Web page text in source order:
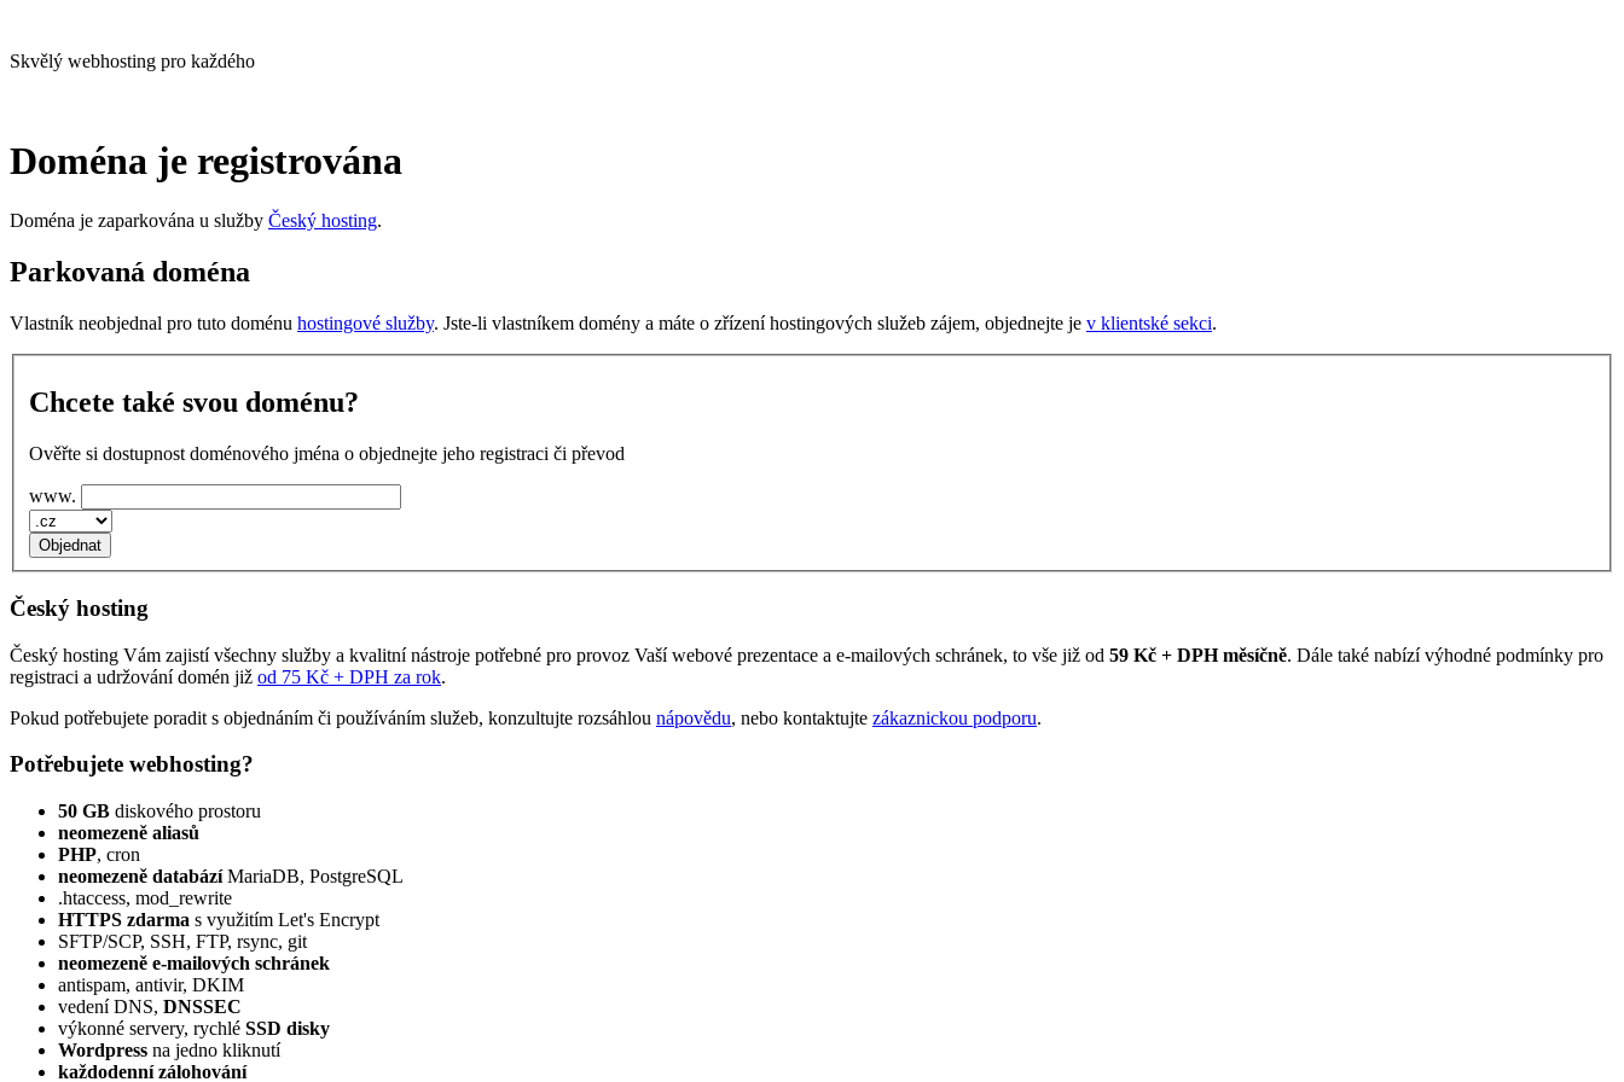
Skvělý webhosting pro každého
Doména je registrována
Doména je zaparkována u služby Český hosting.
Parkovaná doména
Vlastník neobjednal pro tuto doménu hostingové služby. Jste-li vlastníkem domény a máte o zřízení hostingových služeb zájem, objednejte je v klientské sekci.
Chcete také svou doménu?
Ověřte si dostupnost doménového jména o objednejte jeho registraci či převod
www.
Český hosting
Český hosting Vám zajistí všechny služby a kvalitní nástroje potřebné pro provoz Vaší webové prezentace a e‑mailových schránek, to vše již od 59 Kč + DPH měsíčně. Dále také nabízí výhodné podmínky pro
registraci a udržování domén již od 75 Kč + DPH za rok.
Pokud potřebujete poradit s objednáním či používáním služeb, konzultujte rozsáhlou nápovědu, nebo kontaktujte zákaznickou podporu.
Potřebujete webhosting?
50 GB diskového prostoru
neomezeně aliasů
PHP, cron
neomezeně databázíMariaDB, PostgreSQL
.htaccess, mod_rewrite
HTTPS zdarma s využitím Let's Encrypt
SFTP/SCP, SSH, FTP, rsync, git
neomezeně e‑mailových schránek
antispam, antivir, DKIM
vedení DNS, DNSSEC
výkonné servery, rychlé SSD disky
Wordpress na jedno kliknutí
každodenní zálohování